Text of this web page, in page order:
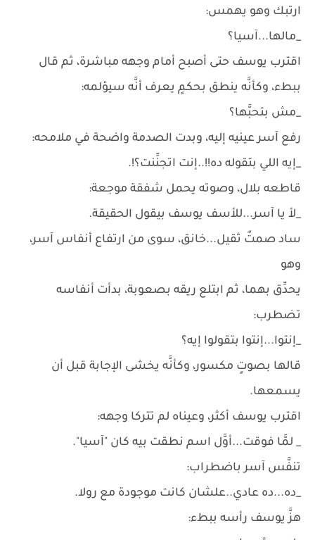
ارتبك وهو يهمس:
_مالها...آسيا؟
اقترب يوسف حتى أصبح أمام وجهه مباشرة، ثم قال
ببطء، وكأنَّه ينطق بحكمٍ يعرف أنَّه سيؤلمه:
_مش بتحبَّها؟
رفع آسر عينيه إليه، وبدت الصدمة واضحة في ملامحه:
_إيه اللي بتقوله ده!!..إنت اتجنِّنت؟!.
قاطعه بلال، وصوته يحمل شفقة موجعة:
_لأ يا آسر...للأسف يوسف بيقول الحقيقة.
ساد صمتٌ ثقيل...خانق، سوى من ارتفاع أنفاس آسر،
وهو
يحدِّق بهما، ثم ابتلع ريقه بصعوبة، بدأت أنفاسه
تضطرب:
_إنتوا...إنتوا بتقولوا إيه؟
قالها بصوتٍ مكسور، وكأنَّه يخشى الإجابة قبل أن
يسمعها.
اقترب يوسف أكثر، وعيناه لم تتركا وجهه:
_ لمَّا فوقت...أوَّل اسم نطقت بيه كان "آسيا".
تنفَّس آسر باضطراب:
_ده...ده عادي..علشان كانت موجودة مع رولا.
هزَّ يوسف رأسه ببطء: